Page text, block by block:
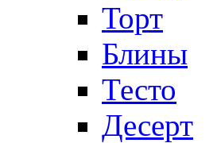
Торт
Блины
Тесто
Десерт